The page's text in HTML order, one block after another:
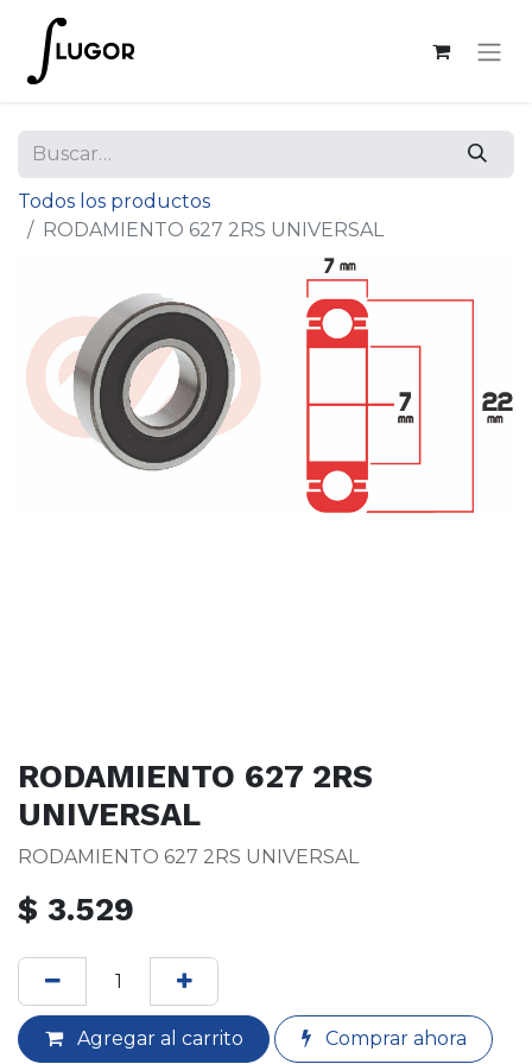
Todos los productos
RODAMIENTO 627 2RS UNIVERSAL
RODAMIENTO 627 2RS
UNIVERSAL
RODAMIENTO 627 2RS UNIVERSAL
$ 3.529
Agregar al carrito Comprar ahora